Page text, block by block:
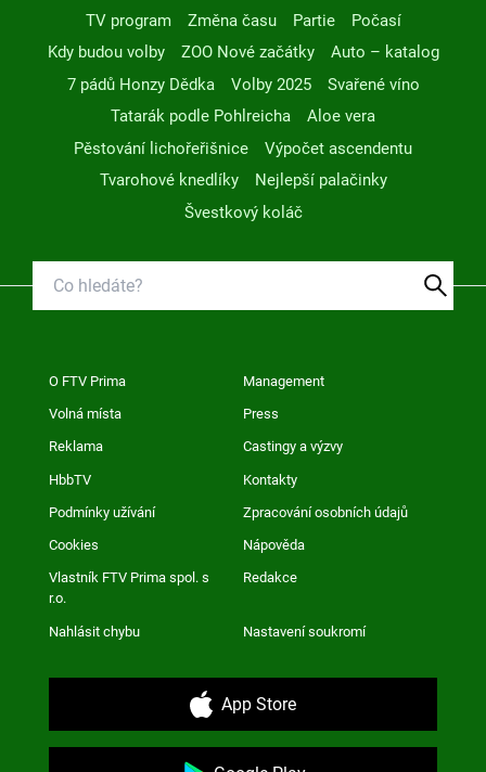
TV program
Změna času Partie
Počasí
Kdy budou volby
ZOO Nové začátky
Auto – katalog
7 pádů Honzy Dědka
Volby 2025
Svařené víno
Tatarák podle Pohlreicha
Aloe vera
Pěstování lichořeřišnice
Výpočet ascendentu
Tvarohové knedlíky
Nejlepší palačinky
Švestkový koláč
O FTV Prima Management
Volná místa Press
Reklama Castingy a výzvy
HbbTV Kontakty
Podmínky užívání Zpracování osobních údajů
Cookies Nápověda
Vlastník FTV Prima spol. s
r.o.
Redakce
Nahlásit chybu Nastavení soukromí
App Store